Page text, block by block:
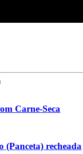
Carne-Seca
(Panceta) recheada